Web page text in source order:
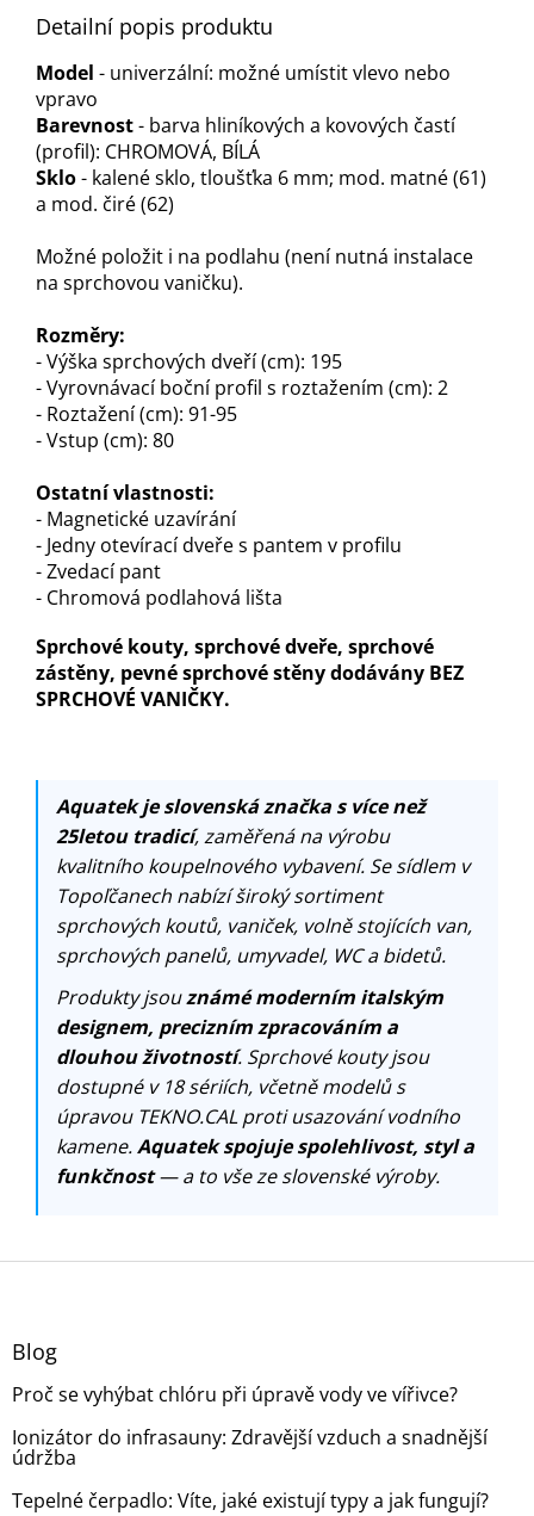
Detailní popis produktu
Model - univerzální: možné umístit vlevo nebo
vpravo
Barevnost- barva hliníkových a kovových častí
(profil): CHROMOVÁ, BÍLÁ
Sklo- kalené sklo, tloušťka 6 mm; mod. matné (61)
a mod. čiré (62)
Možné položit i na podlahu (není nutná instalace
na sprchovou vaničku).
Rozměry:
- Výška sprchových dveří (cm): 195
- Vyrovnávací boční profil s roztažením (cm): 2
- Roztažení (cm): 91-95
- Vstup (cm): 80
Ostatní vlastnosti:
- Magnetické uzavírání
- Jedny otevírací dveře s pantem v profilu
- Zvedací pant
- Chromová podlahová lišta
Sprchové kouty, sprchové dveře, sprchové
zástěny, pevné sprchové stěny dodávány BEZ
SPRCHOVÉ VANIČKY.
Aquatek je slovenská značka s více než
25letou tradicí, zaměřená na výrobu
kvalitního koupelnového vybavení. Se sídlem v
Topoľčanech nabízí široký sortiment
sprchových koutů, vaniček, volně stojících van,
sprchových panelů, umyvadel, WC a bidetů.
Produkty jsouznámé moderním italským
designem, precizním zpracováním a
dlouhou životností. Sprchové kouty jsou
dostupné v 18 sériích, včetně modelů s
úpravou TEKNO.CAL proti usazování vodního
kamene.Aquatek spojuje spolehlivost, styl a
funkčnost— a to vše ze slovenské výroby.
Z
Blog
Proč se vyhýbat chlóru při úpravě vody ve vířivce?
Ionizátor do infrasauny: Zdravější vzduch a snadnější
údržba
Tepelné čerpadlo: Víte, jaké existují typy a jak fungují?